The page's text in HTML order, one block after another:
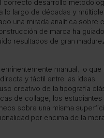
correcto desarrollo
lo largo de décadas y
una mirada analítica sobre
de marca ha
resultados de gran
manual, lo que
y táctil entre las ideas
creativo de la tipografía
de collage, los estudiantes
sobre una misma
por encima de la mera